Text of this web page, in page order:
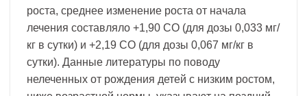
роста, среднее изменение роста от начала
лечения составляло +1,90 СО (для дозы 0,033 мг/
кг в сутки) и +2,19 СО (для дозы 0,067 мг/кг в
сутки). Данные литературы по поводу
нелеченных от рождения детей с низким ростом,